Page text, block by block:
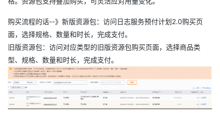
购买流程的话--》新版资源包：访问日志服务预付计划2.0购买页
面，选择规格、数量和时长，完成支付。
旧版资源包：访问对应类型的旧版资源包购买页面，选择商品类
型、规格、数量和时长，完成支付。